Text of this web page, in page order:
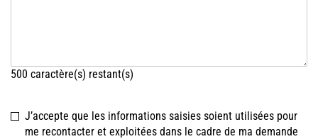
500 caractère(s) restant(s)
J’accepte que les informations saisies soient utilisées pour
me recontacter et exploitées dans le cadre de ma demande